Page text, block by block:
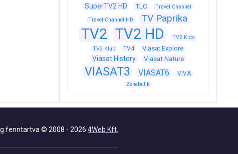
SuperTV2 HD
TLC
Travel Channel
Travel Channel HD
TV Paprika
TV2 TV2 HD
TV2 Kids
TV2 Klub
TV4 Viasat Explore
Viasat History Viasat Nature
VIASAT3 VIASAT6 VIVA
Zenebutik
fenntartva © 2008 - 2026 4Web Kft.